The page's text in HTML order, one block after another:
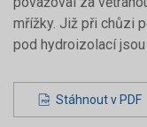
mřížky. Již při chůzi
pod hydroizolací
Stáhnout v PDF